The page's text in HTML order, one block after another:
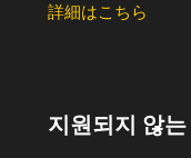
詳細はこちら
지원되지 않